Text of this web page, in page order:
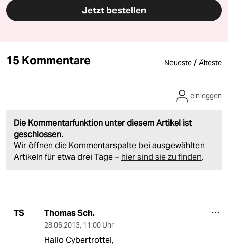
Jetzt bestellen
15 Kommentare Neueste / Älteste
Die Kommentarfunktion unter diesem Artikel ist
geschlossen.
Wir öffnen die Kommentarspalte bei ausgewählten
Artikeln für etwa drei Tage – hier sind sie zu finden.
einloggen
TS Thomas Sch.
28.06.2013, 11:00 Uhr
Hallo Cybertrottel,